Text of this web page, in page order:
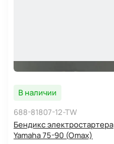
В наличии
688-81807-12-TW
Бендикс электростартера
Yamaha 75-90 (Omax)